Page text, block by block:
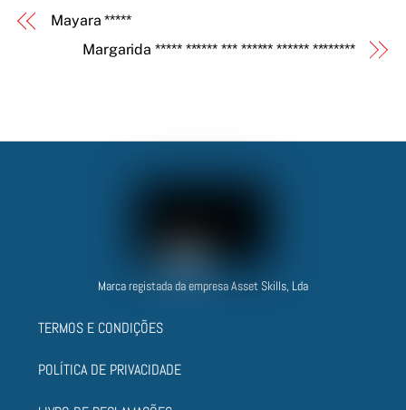
Mayara *****
Margarida ***** ****** *** ****** ****** ********
Marca registada da empresa Asset Skills, Lda
TERMOS E CONDIÇÕES
POLÍTICA DE PRIVACIDADE